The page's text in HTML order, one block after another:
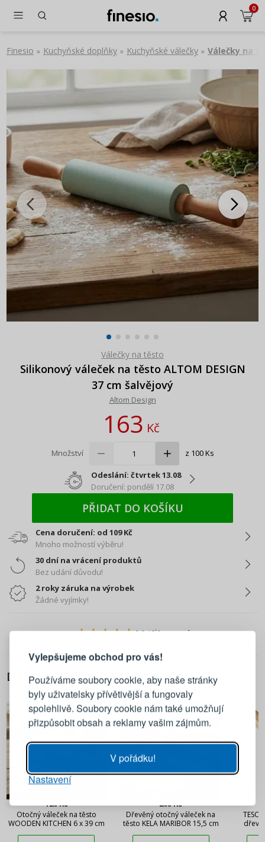
Vylepšujeme obchod pro vás!
Používáme soubory cookie, aby naše stránky
byly uživatelsky přívětivější a fungovaly
spolehlivě. Soubory cookie nám také umožňují
přizpůsobit obsah a reklamy vašim zájmům.
V pořádku!
Nastavení
0
Finesio » Kuchyňské doplňky » Kuchyňské válečky » Válečky na
Válečky na těsto
Silikonový váleček na těsto ALTOM DESIGN
37 cm šalvějový
Altom Design
163Kč
Množství z 100 Ks
Odeslání: čtvrtek 13.08
Doručení: pondělí 17.08
PŘIDAT DO KOŠÍKU
Cena doručení: od 109 Kč
Mnoho možností výběru!
30 dní na vrácení produktů
Bez udání důvodu!
2 roky záruka na výrobek
Žádné vyjímky!
0.0/ 50 recenzí
DALŠÍ Z TÉTO KATEGORIE
120 Kč
Otočný váleček na těsto
WOODEN KITCHEN 6 x 39 cm
205 Kč
Dřevěný otočný váleček na
těsto KELA MARIBOR 15,5 cm
Přihlaste se ke svému účtu
Emailová adresa
PŘIHLÁSIT SE
Připomenutí hesla